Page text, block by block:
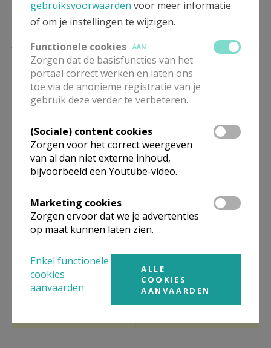
2028
Parochie Datum en uur in 2028
Peer (Wordt aangevuld)
Grote-Brogel en
Erpekom
(Wordt aangevuld)
Linde en Wauberg (Wordt aangevuld)
Wijchmaal
Kleine-Brogel (Wordt aangevuld)
(Wordt aangevuld)
gebruiksvoorwaarden voor meer informatie
of om je instellingen te wijzigen.
Functionele cookies
AAN
Zorgen dat de basisfuncties van het
portaal correct werken en laten ons
toe via de anonieme registratie van je
gebruik deze verder te verbeteren.
(Sociale) content cookies
Zorgen voor het correct weergeven
van al dan niet externe inhoud,
bijvoorbeeld een Youtube-video.
Marketing cookies
Zorgen ervoor dat we je advertenties
op maat kunnen laten zien.
Enkel functionele
cookies
aanvaarden
ALLE
COOKIES
AANVAARDEN